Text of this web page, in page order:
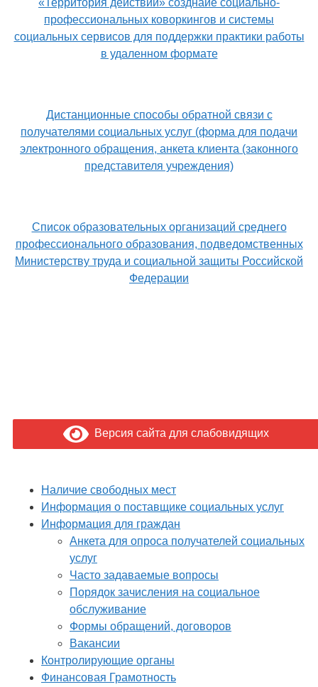
профессиональных коворкингов и системы
социальных сервисов для поддержки практики работы
в удаленном формате
Дистанционные способы обратной связи с
получателями социальных услуг (форма для подачи
электронного обращения, анкета клиента (законного
представителя учреждения)
Список образовательных организаций среднего
профессионального образования, подведомственных
Министерству труда и социальной защиты Российской
Федерации
Версия сайта для слабовидящих
Наличие свободных мест
Информация о поставщике социальных услуг
Информация для граждан
Анкета для опроса получателей социальных
услуг
Часто задаваемые вопросы
Порядок зачисления на социальное
обслуживание
Формы обращений, договоров
Вакансии
Контролирующие органы
Финансовая Грамотность